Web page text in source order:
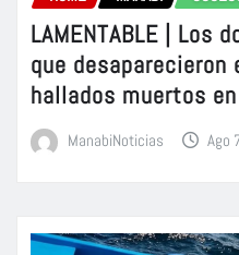
LAMENTABLE | Los
que desaparecieron
hallados muertos
ManabiNoticias Ago